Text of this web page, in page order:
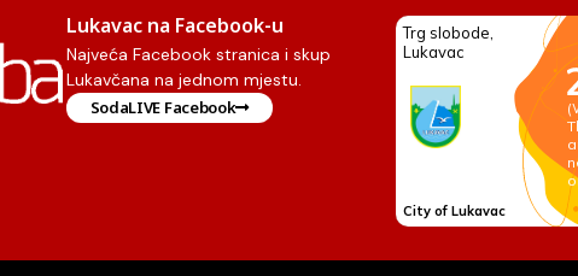
Lukavac na Facebook-u
Najveća Facebook stranica i skup
Lukavčana na jednom mjestu.
SodaLIVE Facebook